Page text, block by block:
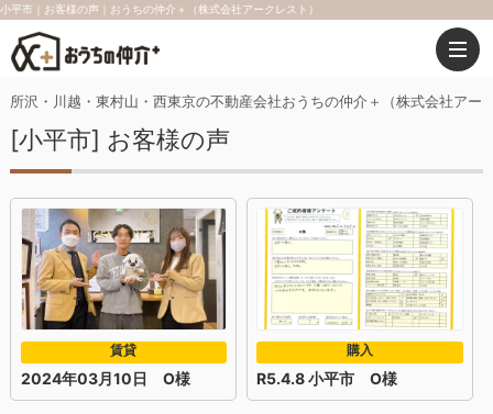
小平市｜お客様の声｜おうちの仲介＋（株式会社アークレスト）
所沢・川越・東村山・西東京の不動産会社おうちの仲介＋（株式会社アー
[小平市] お客様の声
賃貸
2024年03月10日 O様
購入
R5.4.8 小平市 O様